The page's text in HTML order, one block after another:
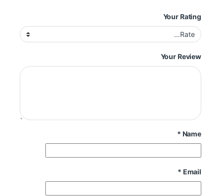
Your Rating
Your Review
Name
*
Email
*